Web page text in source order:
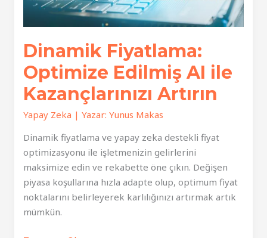
Dinamik Fiyatlama:
Optimize Edilmiş AI ile
Kazançlarınızı Artırın
Yapay Zeka | Yazar: Yunus Makas
Dinamik fiyatlama ve yapay zeka destekli fiyat
optimizasyonu ile işletmenizin gelirlerini
maksimize edin ve rekabette öne çıkın. Değişen
piyasa koşullarına hızla adapte olup, optimum fiyat
noktalarını belirleyerek karlılığınızı artırmak artık
mümkün.